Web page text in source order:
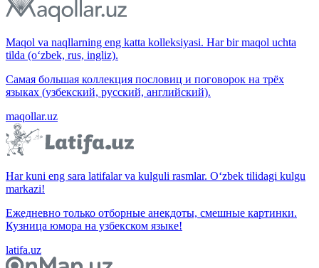
Maqol va naqllarning eng katta kolleksiyasi. Har bir maqol uchta
tilda (o‘zbek, rus, ingliz).
Самая большая коллекция пословиц и поговорок на трёх
языках (узбекский, русский, английский).
maqollar.uz
Har kuni eng sara latifalar va kulguli rasmlar. O‘zbek tilidagi kulgu
markazi!
Ежедневно только отборные анекдоты, смешные картинки.
Кузница юмора на узбекском языке!
latifa.uz